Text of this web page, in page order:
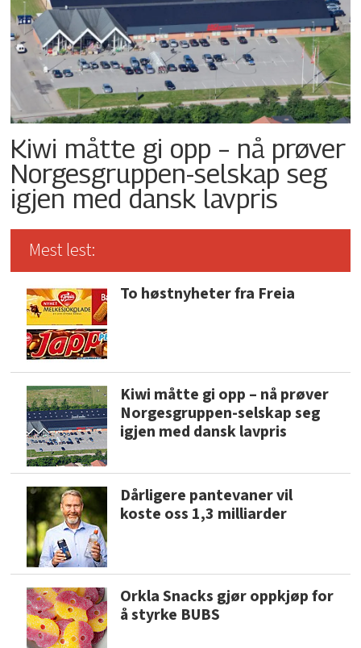
Kiwi måtte gi opp – nå prøver
Norgesgruppen-selskap seg
igjen med dansk lavpris
Mest lest:
To høstnyheter fra Freia
Kiwi måtte gi opp – nå prøver
Norgesgruppen-selskap seg
igjen med dansk lavpris
Dårligere pantevaner vil
koste oss 1,3 milliarder
Orkla Snacks gjør oppkjøp for
å styrke BUBS